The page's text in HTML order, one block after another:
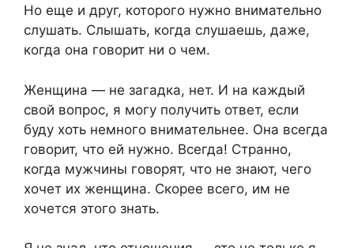
Но еще и друг, которого нужно внимательно
слушать. Слышать, когда слушаешь, даже,
когда она говорит ни о чем.
Женщина — не загадка, нет. И на каждый
свой вопрос, я могу получить ответ, если
буду хоть немного внимательнее. Она всегда
говорит, что ей нужно. Всегда! Странно,
когда мужчины говорят, что не знают, чего
хочет их женщина. Скорее всего, им не
хочется этого знать.